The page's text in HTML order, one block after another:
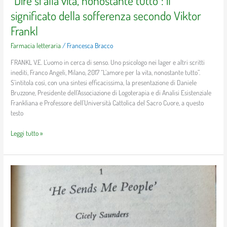
significato della sofferenza secondo Viktor
Frankl
Farmacia letteraria / Francesca Bracco
FRANKL V.E. L’uomo in cerca di senso. Uno psicologo nei lager e altri scritti
inediti, Franco Angeli, Milano, 2017 “L’amore per la vita, nonostante tutto”.
S’intitola così, con una sintesi efficacissima, la presentazione di Daniele
Bruzzone, Presidente dell’Associazione di Logoterapia e di Analisi Esistenziale
Frankliana e Professore dell’Università Cattolica del Sacro Cuore, a questo
testo
Viktor
Frankl
Leggi tutto »